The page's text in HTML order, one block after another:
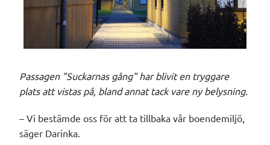
Passagen "Suckarnas gång" har blivit en tryggare
plats att vistas på, bland annat tack vare ny belysning.
– Vi bestämde oss för att ta tillbaka vår boendemiljö,
säger Darinka.